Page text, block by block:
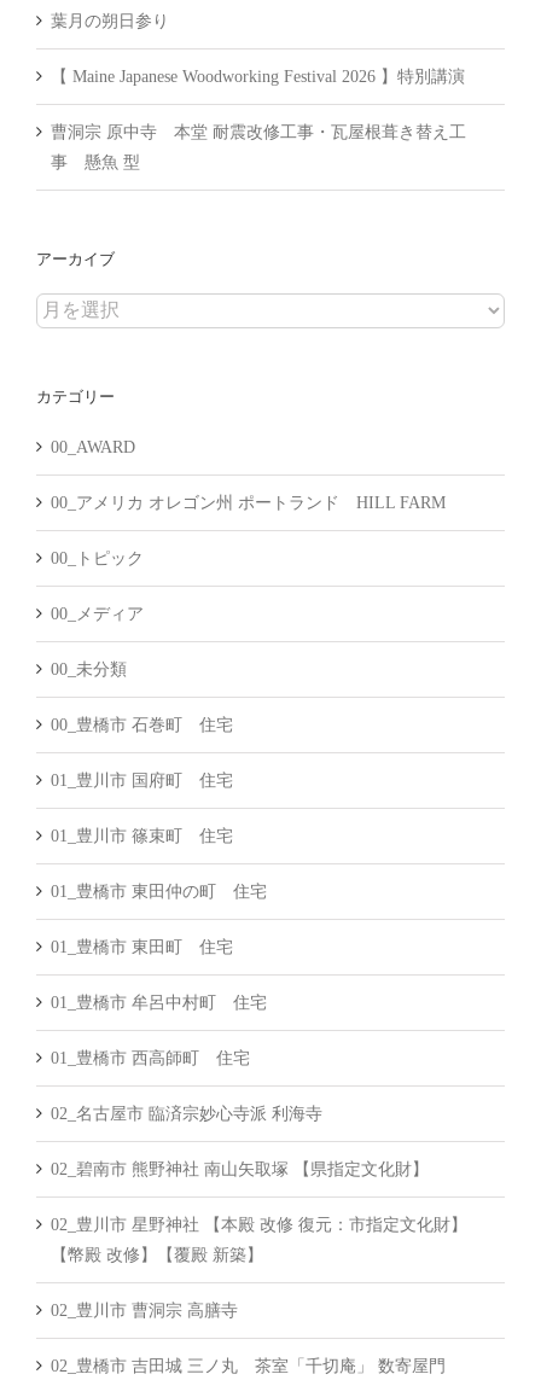
葉月の朔日参り
【 Maine Japanese Woodworking Festival 2026 】特別講演
曹洞宗 原中寺 本堂 耐震改修工事・瓦屋根葺き替え工
事 懸魚 型
アーカイブ
ア
イ
カテゴリー
00_AWARD
00_アメリカ オレゴン州 ポートランド HILL FARM
00_トピック
00_メディア
00_未分類
00_豊橋市 石巻町 住宅
01_豊川市 国府町 住宅
01_豊川市 篠束町 住宅
01_豊橋市 東田仲の町 住宅
01_豊橋市 東田町 住宅
01_豊橋市 牟呂中村町 住宅
01_豊橋市 西高師町 住宅
02_名古屋市 臨済宗妙心寺派 利海寺
02_碧南市 熊野神社 南山矢取塚 【県指定文化財】
02_豊川市 星野神社 【本殿 改修 復元：市指定文化財】
【幣殿 改修】【覆殿 新築】
02_豊川市 曹洞宗 高膳寺
02_豊橋市 吉田城 三ノ丸 茶室「千切庵」 数寄屋門